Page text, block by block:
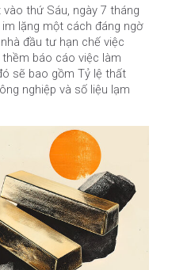
thứ Sáu, ngày 7 tháng
lặng một cách đáng ngờ
đầu tư hạn chế việc
báo cáo việc làm
sẽ bao gồm Tỷ lệ thất
nghiệp và số liệu lạm